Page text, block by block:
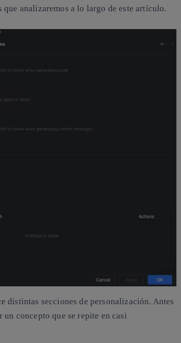
analizaremos a lo largo de este artículo.
distintas secciones de personalización. Antes
concepto que se repite en casi